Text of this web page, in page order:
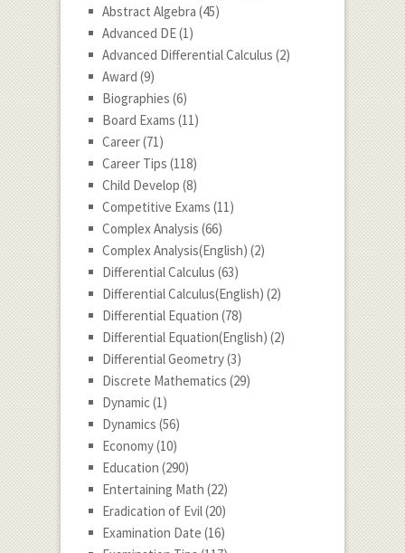
Abstract Algebra (45)
Advanced DE(1)
Advanced Differential Calculus (2)
Award (9)
Biographies (6)
Board Exams (11)
Career(71)
Career Tips (118)
Child Develop (8)
Competitive Exams (11)
Complex Analysis (66)
Complex Analysis(English) (2)
Differential Calculus (63)
Differential Calculus(English) (2)
Differential Equation (78)
Differential Equation(English) (2)
Differential Geometry(3)
Discrete Mathematics (29)
Dynamic(1)
Dynamics (56)
Economy(10)
Education (290)
Entertaining Math (22)
Eradication of Evil(20)
Examination Date (16)